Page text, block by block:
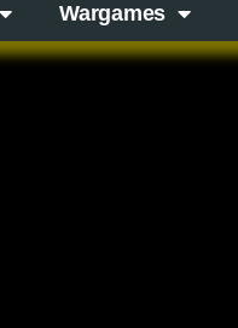
Wargames